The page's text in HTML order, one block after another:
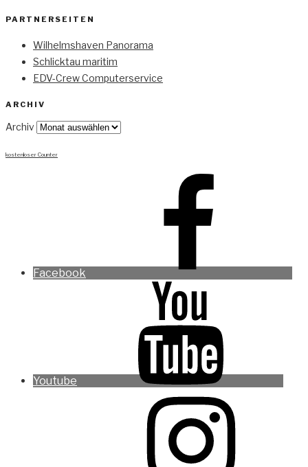
PARTNERSEITEN
Wilhelmshaven Panorama
Schlicktau maritim
EDV-Crew Computerservice
ARCHIV
Archiv
kostenloser Counter
Facebook
Youtube